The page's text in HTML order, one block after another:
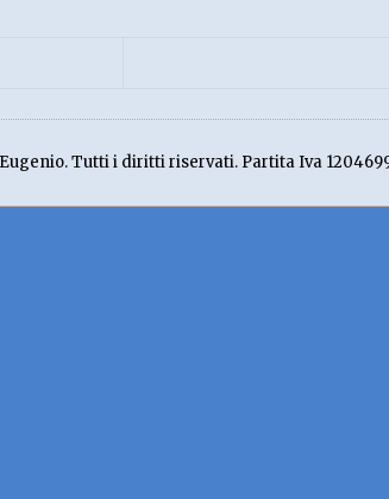
Tutti i diritti riservati. Partita Iva